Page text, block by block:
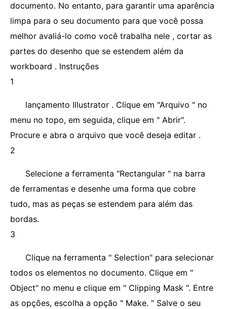
documento. No entanto, para garantir uma aparência
limpa para o seu documento para que você possa
melhor avaliá-lo como você trabalha nele , cortar as
partes do desenho que se estendem além da
workboard . Instruções
1
lançamento Illustrator . Clique em "Arquivo " no
menu no topo, em seguida, clique em " Abrir".
Procure e abra o arquivo que você deseja editar .
2
Selecione a ferramenta "Rectangular " na barra
de ferramentas e desenhe uma forma que cobre
tudo, mas as peças se estendem para além das
bordas.
3
Clique na ferramenta " Selection" para selecionar
todos os elementos no documento. Clique em "
Object" no menu e clique em " Clipping Mask ". Entre
as opções, escolha a opção " Make. " Salve o seu